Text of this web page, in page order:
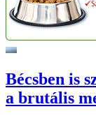
Bécsben is
a brutális